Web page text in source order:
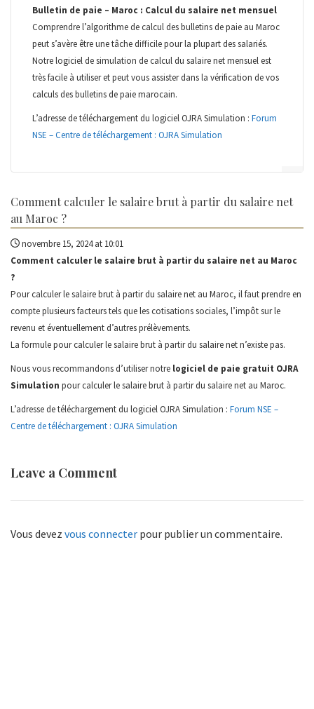
Bulletin de paie – Maroc : Calcul du salaire net mensuel
Comprendre l’algorithme de calcul des bulletins de paie au Maroc
peut s’avère être une tâche difficile pour la plupart des salariés.
Notre logiciel de simulation de calcul du salaire net mensuel est
très facile à utiliser et peut vous assister dans la vérification de vos
calculs des bulletins de paie marocain.
L’adresse de téléchargement du logiciel OJRA Simulation : Forum
NSE – Centre de téléchargement : OJRA Simulation
Comment calculer le salaire brut à partir du salaire net
au Maroc ?
novembre 15, 2024 at 10:01
Comment calculer le salaire brut à partir du salaire net au Maroc
?
Pour calculer le salaire brut à partir du salaire net au Maroc, il faut prendre en
compte plusieurs facteurs tels que les cotisations sociales, l’impôt sur le
revenu et éventuellement d’autres prélèvements.
La formule pour calculer le salaire brut à partir du salaire net n’existe pas.
Nous vous recommandons d’utiliser notre logiciel de paie gratuit OJRA
Simulation pour calculer le salaire brut à partir du salaire net au Maroc.
L’adresse de téléchargement du logiciel OJRA Simulation : Forum NSE –
Centre de téléchargement : OJRA Simulation
Leave a Comment
Vous devez vous connecter pour publier un commentaire.